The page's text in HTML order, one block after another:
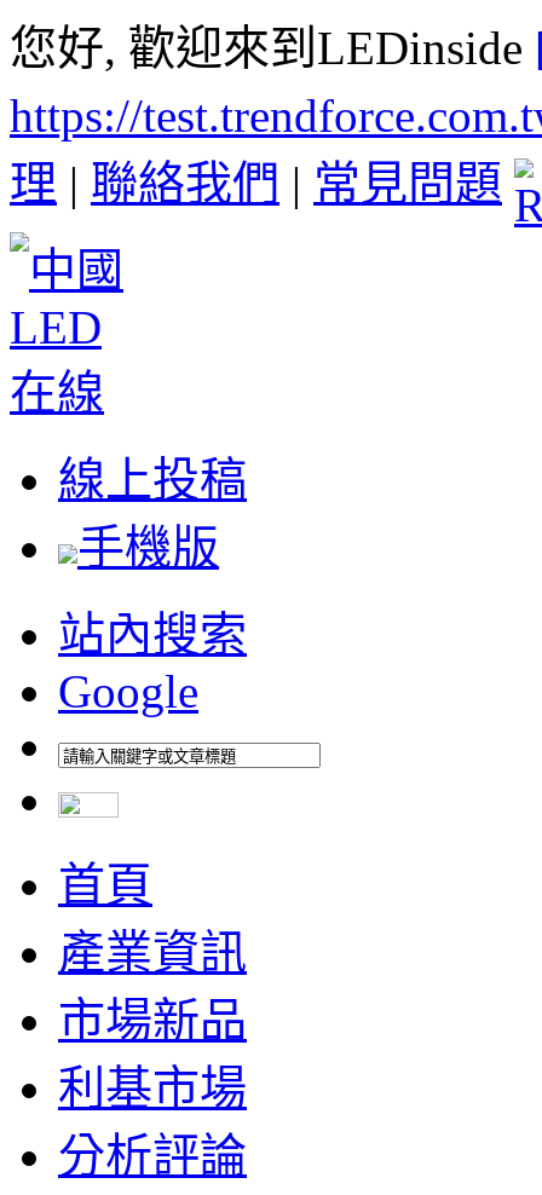
您好, 歡迎來到LEDinside
https://
理 | 聯絡我們 | 常見問題
線上投稿
手機版
站內搜索
Google
首頁
產業資訊
市場新品
利基市場
分析評論